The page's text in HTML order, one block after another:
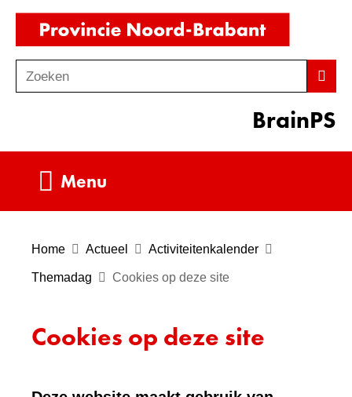
Ga
de
inhoud
o
Zoeken
BrainPS
Menu
Home Actueel Activiteitenkalender
Themadag Cookies op deze site
Cookies op deze site